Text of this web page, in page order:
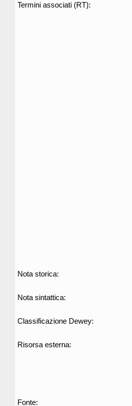
Termini associati (RT):
Nota storica:
Nota sintattica:
Classificazione Dewey:
Risorsa esterna:
Fonte: